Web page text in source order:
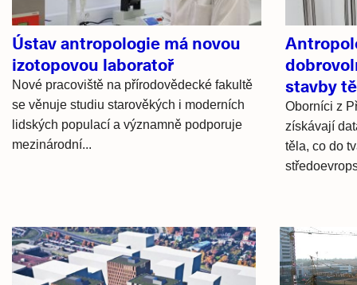
Ústav antropologie má novou
izotopovou laboratoř
Nové pracoviště na přírodovědecké fakultě
se věnuje studiu starověkých i moderních
lidských populací a významně podporuje
mezinárodní...
stavby
Oborníci z
získávají
těla, co do
Hlavní
novinky